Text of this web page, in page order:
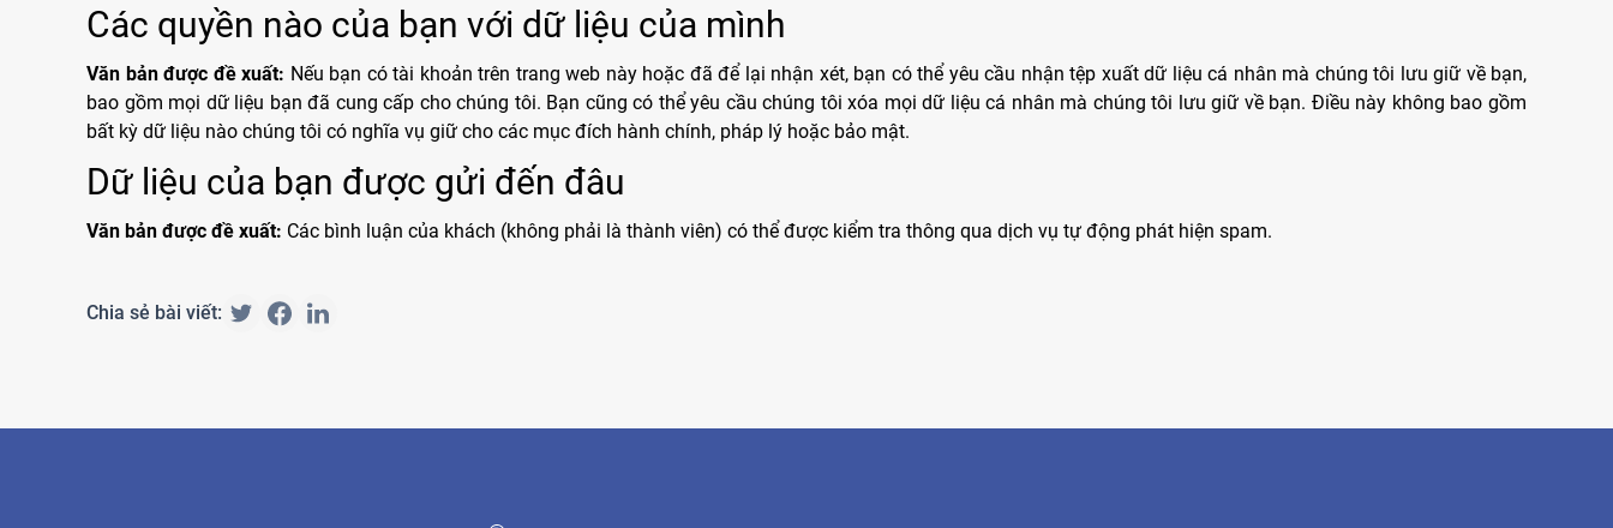
Các quyền nào của bạn với dữ liệu của mình
Văn bản được đề xuất: Nếu bạn có tài khoản trên trang web này hoặc đã để lại nhận xét, bạn có thể yêu cầu nhận tệp xuất dữ liệu cá nhân mà chúng tôi lưu giữ về bạn,
bao gồm mọi dữ liệu bạn đã cung cấp cho chúng tôi. Bạn cũng có thể yêu cầu chúng tôi xóa mọi dữ liệu cá nhân mà chúng tôi lưu giữ về bạn. Điều này không bao gồm
bất kỳ dữ liệu nào chúng tôi có nghĩa vụ giữ cho các mục đích hành chính, pháp lý hoặc bảo mật.
Dữ liệu của bạn được gửi đến đâu
Văn bản được đề xuất: Các bình luận của khách (không phải là thành viên) có thể được kiểm tra thông qua dịch vụ tự động phát hiện spam.
Chia sẻ bài viết: